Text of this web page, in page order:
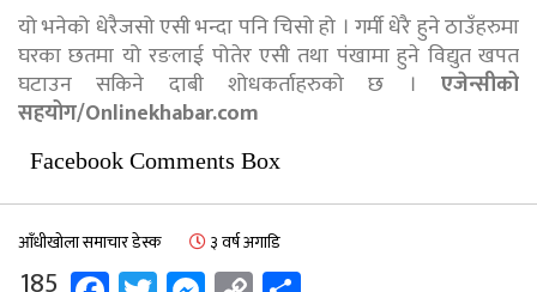
यो भनेको धेरैजसो एसी भन्दा पनि चिसो हो । गर्मी धेरै हुने ठाउँहरुमा
घरका छतमा यो रङलाई पोतेर एसी तथा पंखामा हुने विद्युत खपत
घटाउन सकिने दाबी शोधकर्ताहरुको छ । एजेन्सीको
सहयोग/Onlinekhabar.com
Facebook Comments Box
आँधीखोला समाचार डेस्क ३ वर्ष अगाडि